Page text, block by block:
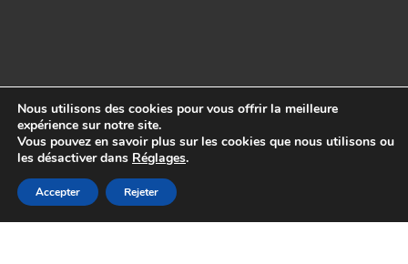
Commune de Cepoy © 2021 -
confidentialité
Nous utilisons des cookies pour vous offrir la meilleure
expérience sur notre site.
Vous pouvez en savoir plus sur les cookies que nous utilisons ou
les désactiver dans Réglages.
Accepter Rejeter